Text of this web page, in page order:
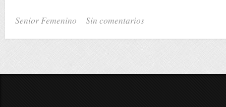
Senior Femenino Sin comentarios